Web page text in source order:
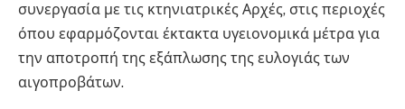
συνεργασία με τις κτηνιατρικές Αρχές, στις περιοχές
όπου εφαρμόζονται έκτακτα υγειονομικά μέτρα για
την αποτροπή της εξάπλωσης της ευλογιάς των
αιγοπροβάτων.